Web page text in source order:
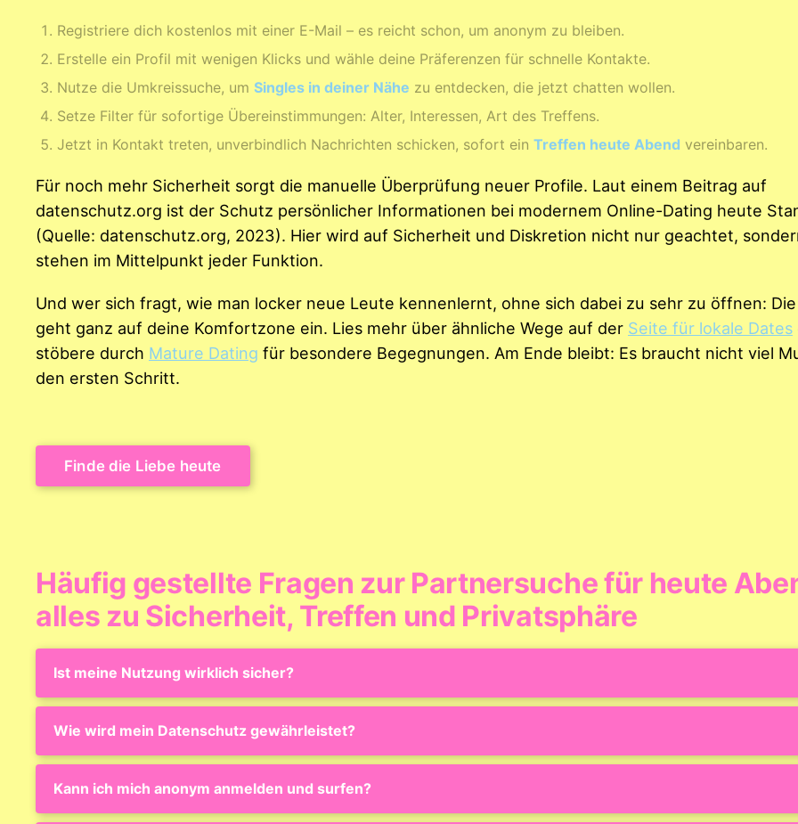
Registriere dich kostenlos mit einer E-Mail – es reicht schon, um anonym zu bleiben.
Erstelle ein Profil mit wenigen Klicks und wähle deine Präferenzen für schnelle Kontakte.
Nutze die Umkreissuche, um Singles in deiner Nähe zu entdecken, die jetzt chatten wollen.
Setze Filter für sofortige Übereinstimmungen: Alter, Interessen, Art des Treffens.
Jetzt in Kontakt treten, unverbindlich Nachrichten schicken, sofort ein Treffen heute Abend vereinbaren.
Für noch mehr Sicherheit sorgt die manuelle Überprüfung neuer Profile. Laut einem Beitrag auf
datenschutz.org ist der Schutz persönlicher Informationen bei modernem Online-Dating heute
(Quelle: datenschutz.org, 2023). Hier wird auf Sicherheit und Diskretion nicht nur geachtet,
stehen im Mittelpunkt jeder Funktion.
Und wer sich fragt, wie man locker neue Leute kennenlernt, ohne sich dabei zu sehr zu öffnen:
geht ganz auf deine Komfortzone ein. Lies mehr über ähnliche Wege auf der Seite für lokale Dates
stöbere durch Mature Dating für besondere Begegnungen. Am Ende bleibt: Es braucht nicht viel
den ersten Schritt.
Finde die Liebe heute
Häufig gestellte Fragen zur Partnersuche für heute
alles zu Sicherheit, Treffen und Privatsphäre
Ist meine Nutzung wirklich sicher?
Wie wird mein Datenschutz gewährleistet?
Kann ich mich anonym anmelden und surfen?